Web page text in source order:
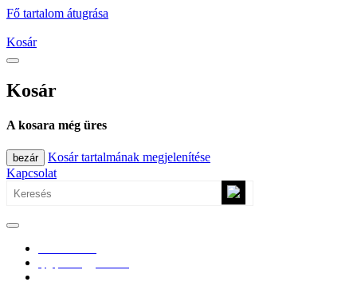
Fő tartalom átugrása
Kosár
Kosár
A kosara még üres
bezár
Kosár tartalmának megjelenítése
Kapcsolat